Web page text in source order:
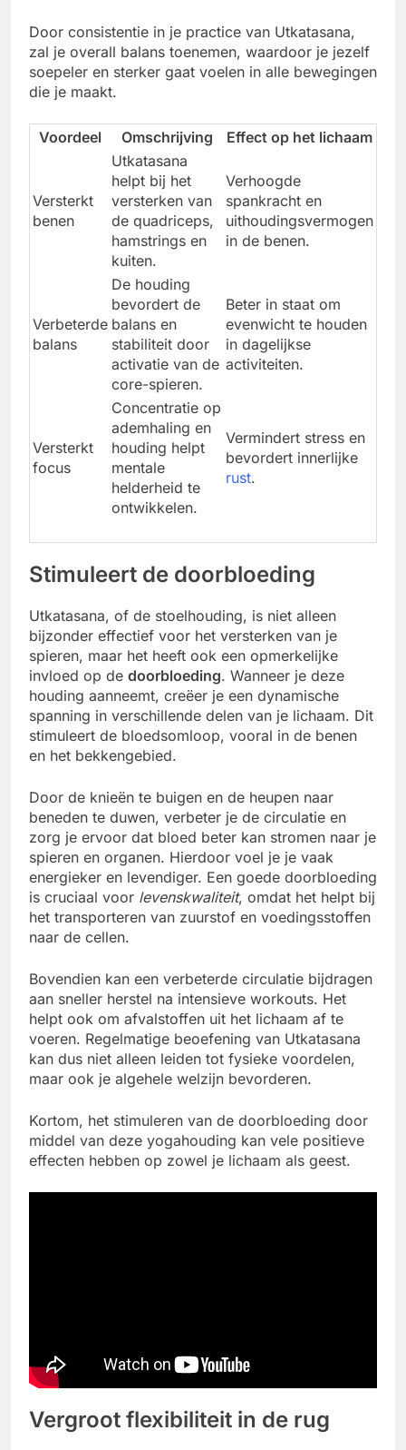
Door consistentie in je practice van Utkatasana,
zal je overall balans toenemen, waardoor je jezelf
soepeler en sterker gaat voelen in alle bewegingen
die je maakt.
Voordeel Omschrijving Effect op het lichaam
Versterkt
benen
Utkatasana
helpt bij het
versterken van
de quadriceps,
hamstrings en
kuiten.
Verhoogde
spankracht en
uithoudingsvermogen
in de benen.
Verbeterde
balans
De houding
bevordert de
balans en
stabiliteit door
activatie van de
core-spieren.
Beter in staat om
evenwicht te houden
in dagelijkse
activiteiten.
Versterkt
focus
Concentratie op
ademhaling en
houding helpt
mentale
helderheid te
ontwikkelen.
Vermindert stress en
bevordert innerlijke
rust.
Stimuleert de doorbloeding
Utkatasana, of de stoelhouding, is niet alleen
bijzonder effectief voor het versterken van je
spieren, maar het heeft ook een opmerkelijke
invloed op de doorbloeding. Wanneer je deze
houding aanneemt, creëer je een dynamische
spanning in verschillende delen van je lichaam. Dit
stimuleert de bloedsomloop, vooral in de benen
en het bekkengebied.
Door de knieën te buigen en de heupen naar
beneden te duwen, verbeter je de circulatie en
zorg je ervoor dat bloed beter kan stromen naar je
spieren en organen. Hierdoor voel je je vaak
energieker en levendiger. Een goede doorbloeding
is cruciaal voor levenskwaliteit, omdat het helpt bij
het transporteren van zuurstof en voedingsstoffen
naar de cellen.
Bovendien kan een verbeterde circulatie bijdragen
aan sneller herstel na intensieve workouts. Het
helpt ook om afvalstoffen uit het lichaam af te
voeren. Regelmatige beoefening van Utkatasana
kan dus niet alleen leiden tot fysieke voordelen,
maar ook je algehele welzijn bevorderen.
Kortom, het stimuleren van de doorbloeding door
middel van deze yogahouding kan vele positieve
effecten hebben op zowel je lichaam als geest.
Vergroot flexibiliteit in de rug